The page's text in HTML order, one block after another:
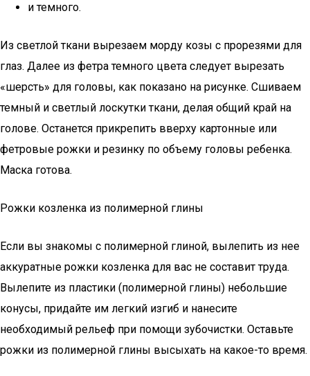
и темного.
Из светлой ткани вырезаем морду козы с прорезями для
глаз. Далее из фетра темного цвета следует вырезать
«шерсть» для головы, как показано на рисунке. Сшиваем
темный и светлый лоскутки ткани, делая общий край на
голове. Останется прикрепить вверху картонные или
фетровые рожки и резинку по объему головы ребенка.
Маска готова.
Рожки козленка из полимерной глины
Если вы знакомы с полимерной глиной, вылепить из нее
аккуратные рожки козленка для вас не составит труда.
Вылепите из пластики (полимерной глины) небольшие
конусы, придайте им легкий изгиб и нанесите
необходимый рельеф при помощи зубочистки. Оставьте
рожки из полимерной глины высыхать на какое-то время.